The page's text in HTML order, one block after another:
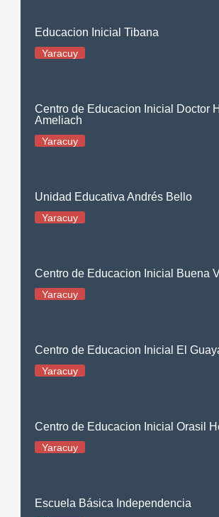
Educacion Inicial Tibana
Yaracuy
Centro de Educacion Inicial Doctor
Ameliach
Yaracuy
Unidad Educativa Andrés Bello
Yaracuy
Centro de Educacion Inicial Buena
Yaracuy
Centro de Educacion Inicial El
Yaracuy
Centro de Educacion Inicial Orasil
Yaracuy
Escuela Básica Independencia